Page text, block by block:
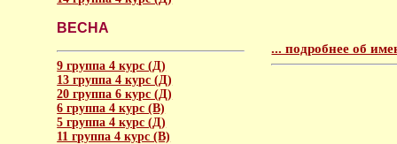
ВЕСНА
9 группа 4 курс (Д)
13 группа 4 курс (Д)
20 группа 6 курс (Д)
6 группа 4 курс (B)
5 группа 4 курс (Д)
11 группа 4 курс (B)
... подробнее об